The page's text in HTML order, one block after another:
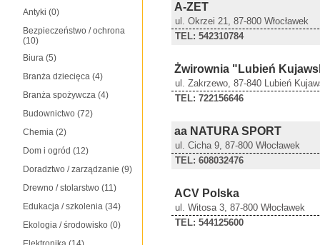
Antyki (0)
Bezpieczeństwo / ochrona
(10)
Biura (5)
Branża dziecięca (4)
Branża spożywcza (4)
Budownictwo (72)
Chemia (2)
Dom i ogród (12)
Doradztwo / zarządzanie (9)
Drewno / stolarstwo (11)
Edukacja / szkolenia (34)
Ekologia / środowisko (0)
A-ZET
ul. Okrzei 21, 87-800 Włocławek
TEL: 542310784
Żwirownia "Lubień
ul. Zakrzewo, 87-840 Lubień
TEL: 722156646
aa NATURA SPORT
ul. Cicha 9, 87-800 Włocławek
TEL: 608032476
ACV Polska
ul. Witosa 3, 87-800 Włocławek
TEL: 544125600